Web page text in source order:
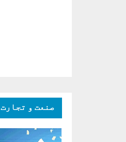
صنعت و تجارت